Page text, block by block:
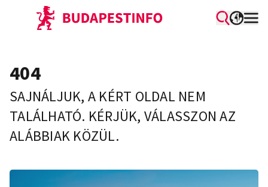
404
SAJNÁLJUK, A KÉRT OLDAL NEM
TALÁLHATÓ. KÉRJÜK, VÁLASSZON AZ
ALÁBBIAK KÖZÜL.